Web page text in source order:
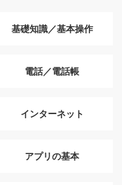
基礎知識／基本操作
電話／電話帳
インターネット
アプリの基本